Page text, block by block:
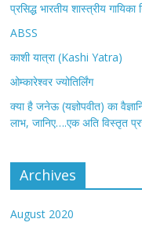
प्रसिद्ध भारतीय शास्त्रीय गायिका
ABSS
काशी यात्रा (Kashi Yatra)
ओम्कारेश्वर ज्योतिर्लिंग
क्या है जनेऊ (यज्ञोपवीत) का
लाभ, जानिए….एक अति विस्तृत
Archives
August 2020